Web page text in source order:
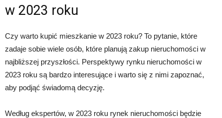
w 2023 roku
Czy warto kupić mieszkanie w 2023 roku? To pytanie, które
zadaje sobie wiele osób, które planują zakup nieruchomości w
najbliższej przyszłości. Perspektywy rynku nieruchomości w
2023 roku są bardzo interesujące i warto się z nimi zapoznać,
aby podjąć świadomą decyzję.
Według ekspertów, w 2023 roku rynek nieruchomości będzie